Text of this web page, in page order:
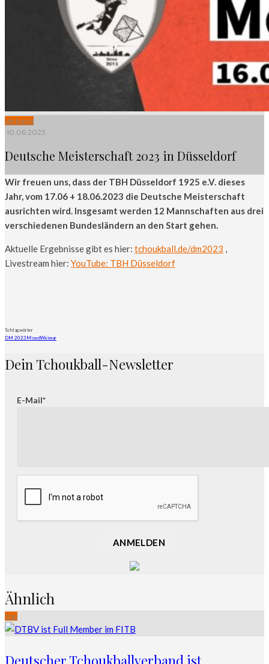
Verband
·10.06.2023
Deutsche Meisterschaft 2023 in Düsseldorf
Wir freuen uns, dass der TBH Düsseldorf 1925 e.V. dieses
Jahr, vom 17.06 + 18.06.2023 die Deutsche Meisterschaft
ausrichten wird. Insgesamt werden 12 Mannschaften aus drei
verschiedenen Bundesländern an den Start gehen.
Aktuelle Ergebnisse gibt es hier: tchoukball.de/dm2023 ,
Livestream hier: YouTube: TBH Düsseldorf
Schlagwörter
DM 2023 MixedWeimar
Dein Tchoukball-Newsletter
E-Mail*
ANMELDEN
Ähnlich
Top